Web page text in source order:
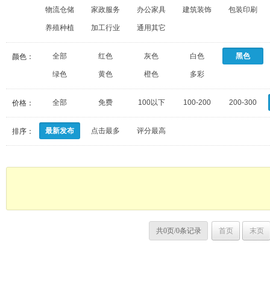
物流仓储 家政服务 办公家具 建筑装饰 包装印刷
养殖种植 加工行业 通用其它
颜色： 全部 红色 灰色 白色 黑色
绿色 黄色 橙色 多彩
价格： 全部 免费 100以下 100-200 200-300
排序： 最新发布 点击最多 评分最高
共0页/0条记录 首页 末页